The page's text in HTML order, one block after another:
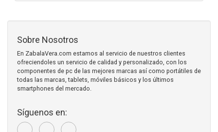
Sobre Nosotros
En ZabalaVera.com estamos al servicio de nuestros clientes
ofreciendoles un servicio de calidad y personalizado, con los
componentes de pc de las mejores marcas así como portátiles de
todas las marcas, tablets, móviles básicos y los últimos
smartphones del mercado.
Síguenos en: